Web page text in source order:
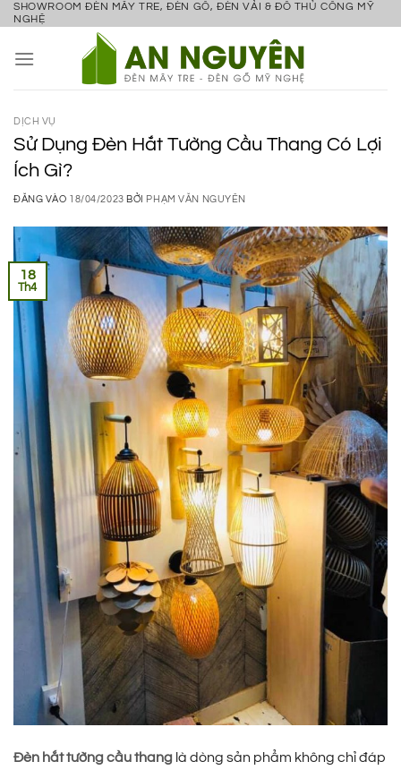
Bỏ
nội
SHOWROOM ĐÈN MÂY TRE, ĐÈN GỖ, ĐÈN VẢI & ĐỒ THỦ CÔNG MỸ
NGHỆ
DỊCH VỤ
Sử Dụng Đèn Hắt Tường Cầu Thang Có Lợi
Ích Gì?
ĐĂNG VÀO 18/04/2023 BỞI PHẠM VĂN NGUYÊN
18
Th4
Đèn hắt tường cầu thang là dòng sản phẩm không chỉ đáp